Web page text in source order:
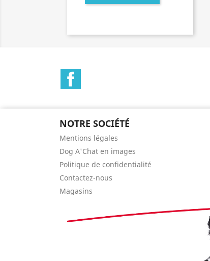
NOTRE SOCIÉTÉ
Mentions légales
Dog A'Chat en images
Politique de confidentialité
Contactez-nous
Magasins